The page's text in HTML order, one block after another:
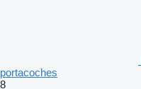
portacoches
8